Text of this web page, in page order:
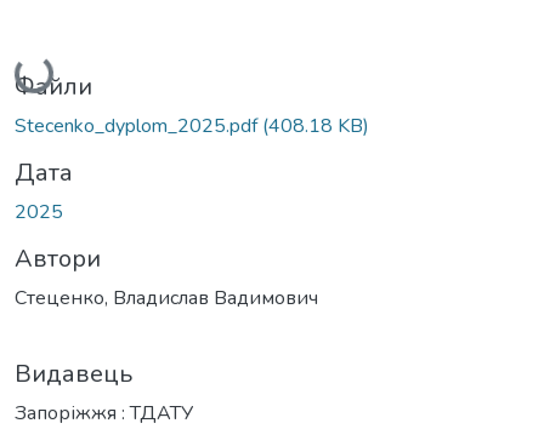
Вантажиться...
Файли
Stecenko_dyplom_2025.pdf(408.18 KB)
Дата
2025
Автори
Стеценко, Владислав Вадимович
Видавець
Запоріжжя : ТДАТУ